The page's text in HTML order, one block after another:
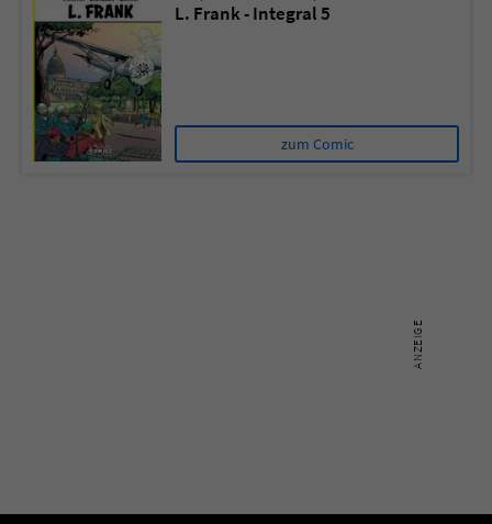
L. Frank - Integral 5
zum Comic
Name
Anbieter Literatur-Couch Medien GmbH & Co. KG
Laufzeit 1 Jahr